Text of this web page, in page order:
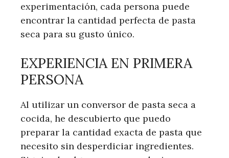
experimentación, cada persona puede
encontrar la cantidad perfecta de pasta
seca para su gusto único.
EXPERIENCIA EN PRIMERA
PERSONA
Al utilizar un conversor de pasta seca a
cocida, he descubierto que puedo
preparar la cantidad exacta de pasta que
necesito sin desperdiciar ingredientes.